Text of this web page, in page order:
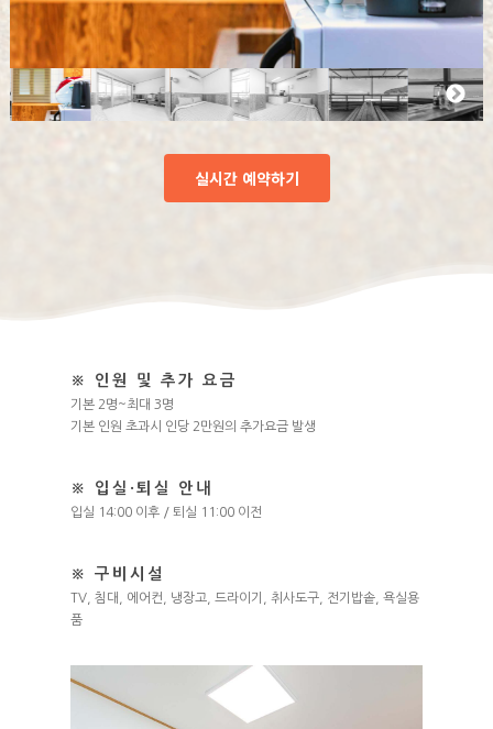
실시간 예약하기
※ 인원 및 추가 요금
기본 2명~최대 3명
기본 인원 초과시 인당 2만원의 추가요금 발생
※ 입실·퇴실 안내
입실 14:00 이후 / 퇴실 11:00 이전
※ 구비시설
TV, 침대, 에어컨, 냉장고, 드라이기, 취사도구, 전기밥솥, 욕실용
품